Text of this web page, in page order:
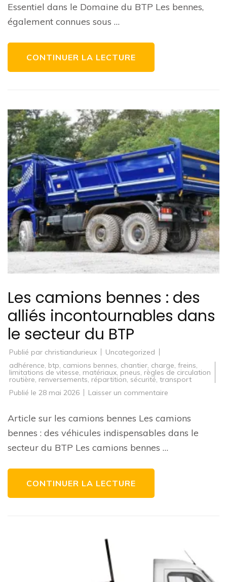
Comment
Essentiel dans le Domaine du BTP Les bennes,
également connues sous …
CONTINUER LA LECTURE
Les camions bennes : des
alliés incontournables dans
le secteur du BTP
Publié par christiandurieux
Uncategorized
adhérence, btp, camions bennes, chantier, charge, freins,
limitations de vitesse, matériaux, pneus, règles de circulation
routière, renversements, répartition, sécurité, transport
Publié le 28 mai 2026 Laisser un commentaire
bennes
:
des
alliés
dans
Article sur les camions bennes Les camions
bennes : des véhicules indispensables dans le
secteur du BTP Les camions bennes …
CONTINUER LA LECTURE